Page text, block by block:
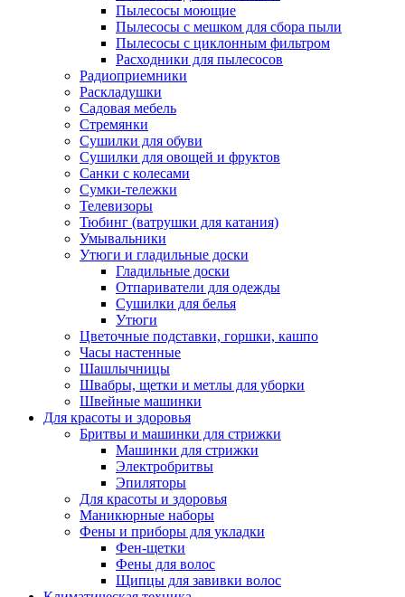
Пылесосы моющие
Пылесосы с мешком для сбора пыли
Пылесосы с циклонным фильтром
Расходники для пылесосов
Радиоприемники
Раскладушки
Садовая мебель
Стремянки
Сушилки для обуви
Сушилки для овощей и фруктов
Санки с колесами
Сумки-тележки
Телевизоры
Тюбинг (ватрушки для катания)
Умывальники
Утюги и гладильные доски
Гладильные доски
Отпариватели для одежды
Сушилки для белья
Утюги
Цветочные подставки, горшки, кашпо
Часы настенные
Шашлычницы
Швабры, щетки и метлы для уборки
Швейные машинки
Для красоты и здоровья
Бритвы и машинки для стрижки
Машинки для стрижки
Электробритвы
Эпиляторы
Для красоты и здоровья
Маникюрные наборы
Фены и приборы для укладки
Фен-щетки
Фены для волос
Щипцы для завивки волос